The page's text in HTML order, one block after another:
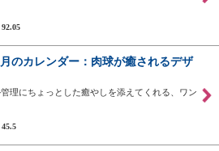
92.05
のカレンダー：肉球が癒されるデザ
理にちょっとした癒やしを添えてくれる、ワン
45.5